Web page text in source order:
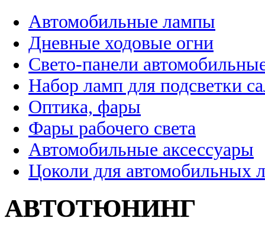
Автомобильные лампы
Дневные ходовые огни
Свето-панели
Набор ламп для подсветки
Оптика, фары
Фары рабочего света
Автомобильные аксессуары
Цоколи для автомобильных
АВТОТЮНИНГ